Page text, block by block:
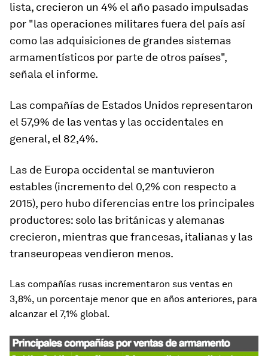
lista, crecieron un 4% el año pasado impulsadas
por "las operaciones militares fuera del país así
como las adquisiciones de grandes sistemas
armamentísticos por parte de otros países",
señala el informe.
Las compañías de Estados Unidos representaron
el 57,9% de las ventas y las occidentales en
general, el 82,4%.
Las de Europa occidental se mantuvieron
estables (incremento del 0,2% con respecto a
2015), pero hubo diferencias entre los principales
productores: solo las británicas y alemanas
crecieron, mientras que francesas, italianas y las
transeuropeas vendieron menos.
Las compañías rusas incrementaron sus ventas en
3,8%, un porcentaje menor que en años anteriores, para
alcanzar el 7,1% global.